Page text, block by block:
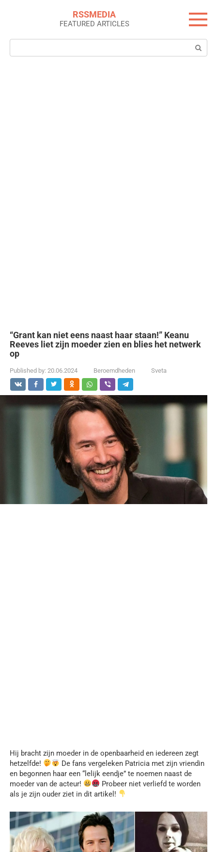
RSSMEDIA
FEATURED ARTICLES
Search:
“Grant kan niet eens naast haar staan!” Keanu
Reeves liet zijn moeder zien en blies het netwerk
op
Published by: 20.06.2024 Beroemdheden Sveta
Hij bracht zijn moeder in de openbaarheid en iedereen zegt
hetzelfde!
De fans vergeleken Patricia met zijn vriendin
en begonnen haar een “lelijk eendje” te noemen naast de
moeder van de acteur!
Probeer niet verliefd te worden
als je zijn ouder ziet in dit artikel!